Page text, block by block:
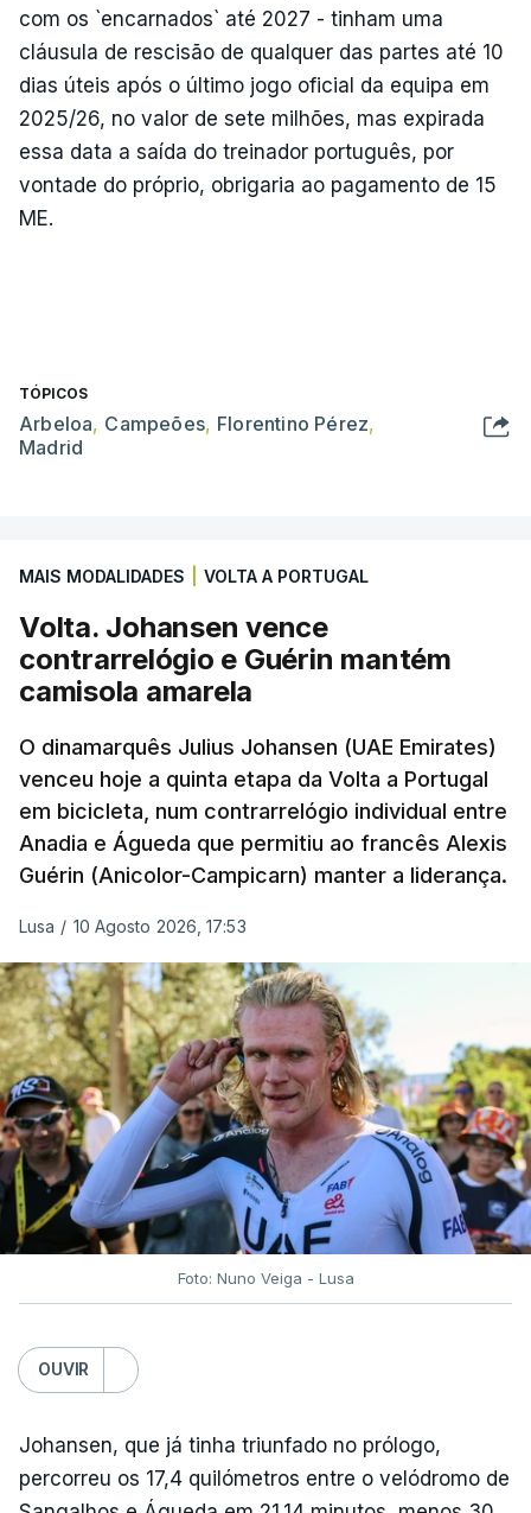
com os `encarnados` até 2027 - tinham uma
cláusula de rescisão de qualquer das partes até 10
dias úteis após o último jogo oficial da equipa em
2025/26, no valor de sete milhões, mas expirada
essa data a saída do treinador português, por
vontade do próprio, obrigaria ao pagamento de 15
ME.
TÓPICOS
Arbeloa, Campeões, Florentino Pérez,
Madrid
MAIS MODALIDADES VOLTA A PORTUGAL
Volta. Johansen vence
contrarrelógio e Guérin mantém
camisola amarela
O dinamarquês Julius Johansen (UAE Emirates)
venceu hoje a quinta etapa da Volta a Portugal
em bicicleta, num contrarrelógio individual entre
Anadia e Águeda que permitiu ao francês Alexis
Guérin (Anicolor-Campicarn) manter a liderança.
Lusa / 10 Agosto 2026, 17:53
Foto: Nuno Veiga - Lusa
OUVIR
Johansen, que já tinha triunfado no prólogo,
percorreu os 17,4 quilómetros entre o velódromo de